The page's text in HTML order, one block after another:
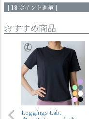
[18 ポイント進呈 ]
おすすめ商品
Leggings Lab.